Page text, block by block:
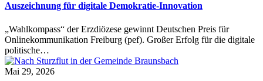
Auszeichnung für digitale Demokratie-Innovation
„Wahlkompass“ der Erzdiözese gewinnt Deutschen Preis für
Onlinekommunikation Freiburg (pef). Großer Erfolg für die digitale
politische…
Mai 29, 2026